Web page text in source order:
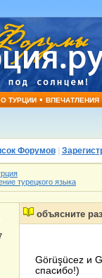
О ТУРЦИИ•ВПЕЧАТЛЕНИЯ
Форумов|
турецкого языка
объясните
Görüşücez и
спасибо!)